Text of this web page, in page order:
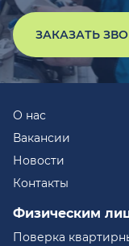
ЗАКАЗАТЬ
О нас
Вакансии
Новости
Контакты
Физическим
Поверка